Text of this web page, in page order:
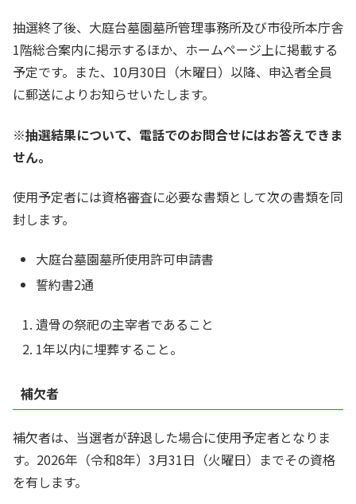
抽選終了後、大庭台墓園墓所管理事務所及び市役所本庁舎
1階総合案内に掲示するほか、ホームページ上に掲載する
予定です。また、10月30日（木曜日）以降、申込者全員
に郵送によりお知らせいたします。
※抽選結果について、電話でのお問合せにはお答えできま
せん。
使用予定者には資格審査に必要な書類として次の書類を同
封します。
大庭台墓園墓所使用許可申請書
誓約書2通
遺骨の祭祀の主宰者であること
1年以内に埋葬すること。
補欠者
補欠者は、当選者が辞退した場合に使用予定者となりま
す。2026年（令和8年）3月31日（火曜日）までその資格
を有します。